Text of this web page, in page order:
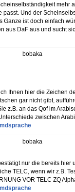
mehr
passt. Und der
ist doch einfach
aus DaF aus und sucht
bobaka
Ihnen hier die Zeichen
gar nicht gibt,
z.B. an das Qof im
zwischen
bobaka
nur die bereits hier
TELC, wenn wir z.B.
VOR TELC ZQ